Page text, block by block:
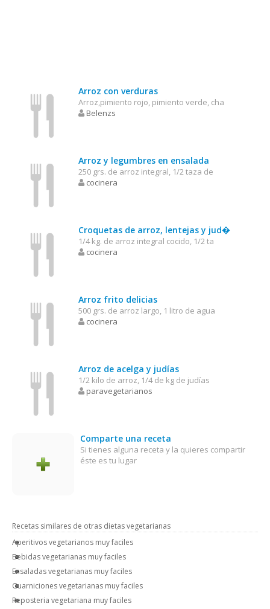
Arroz con verduras
Arroz,pimiento rojo, pimiento verde, cha
Belenzs
Arroz y legumbres en ensalada
250 grs. de arroz integral, 1/2 taza de
cocinera
Croquetas de arroz, lentejas y jud�
1/4 kg. de arroz integral cocido, 1/2 ta
cocinera
Arroz frito delicias
500 grs. de arroz largo, 1 litro de agua
cocinera
Arroz de acelga y judías
1/2 kilo de arroz, 1/4 de kg de judías
paravegetarianos
Comparte una receta
Si tienes alguna receta y la quieres compartir
éste es tu lugar
Recetas similares de otras dietas vegetarianas
Aperitivos vegetarianos muy faciles
Bebidas vegetarianas muy faciles
Ensaladas vegetarianas muy faciles
Guarniciones vegetarianas muy faciles
Reposteria vegetariana muy faciles